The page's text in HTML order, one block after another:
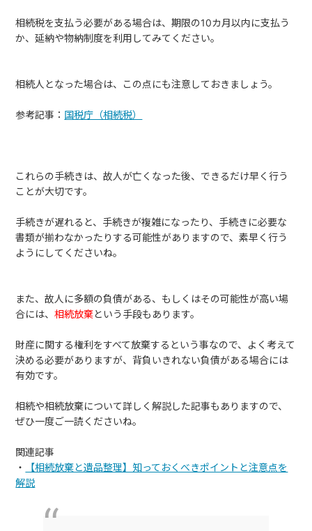
相続税を支払う必要がある場合は、期限の10カ月以内に支払う
か、延納や物納制度を利用してみてください。
相続人となった場合は、この点にも注意しておきましょう。
参考記事： 国税庁（相続税）
これらの手続きは、故人が亡くなった後、できるだけ早く行う
ことが大切です。
手続きが遅れると、手続きが複雑になったり、手続きに必要な
書類が揃わなかったりする可能性がありますので、素早く行う
ようにしてくださいね。
また、故人に多額の負債がある、もしくはその可能性が高い場
合には、相続放棄という手段もあります。
財産に関する権利をすべて放棄するという事なので、よく考えて
決める必要がありますが、背負いきれない負債がある場合には
有効です。
相続や相続放棄について詳しく解説した記事もありますので、
ぜひ一度ご一読くださいね。
関連記事
・
【相続放棄と遺品整理】知っておくべきポイントと注意点を
解説